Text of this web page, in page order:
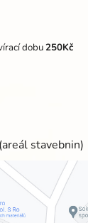
dobu250Kč
stavebnin)